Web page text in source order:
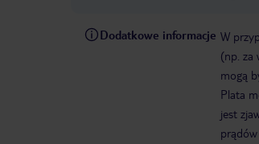
Dodatkowe informacje W
(np. za
mogą
Plata
jest